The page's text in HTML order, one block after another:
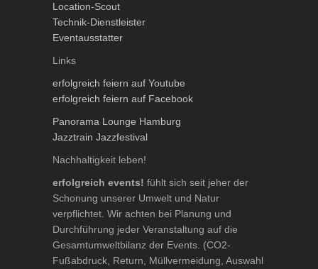
Location-Scout
Technik-Dienstleister
Eventausstatter
Links
erfolgreich feiern auf Youtube
erfolgreich feiern auf Facebook
Panorama Lounge Hamburg
Jazztrain Jazzfestival
Nachhaltigkeit leben!
erfolgreich events! fühlt sich seit jeher der
Schonung unserer Umwelt und Natur
verpflichtet. Wir achten bei Planung und
Durchführung jeder Veranstaltung auf die
Gesamtumweltbilanz der Events. (CO2-
Fußabdruck, Return, Müllvermeidung, Auswahl